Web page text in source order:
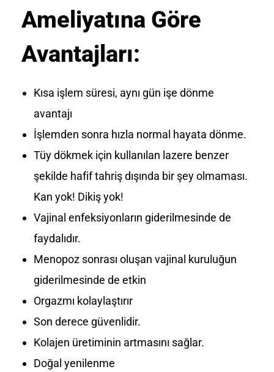
Ameliyatına Göre
Avantajları:
Kısa işlem süresi, aynı gün işe dönme
avantajı
İşlemden sonra hızla normal hayata dönme.
Tüy dökmek için kullanılan lazere benzer
şekilde hafif tahriş dışında bir şey olmaması.
Kan yok! Dikiş yok!
Vajinal enfeksiyonların giderilmesinde de
faydalıdır.
Menopoz sonrası oluşan vajinal kuruluğun
giderilmesinde de etkin
Orgazmı kolaylaştırır
Son derece güvenlidir.
Kolajen üretiminin artmasını sağlar.
Doğal yenilenme